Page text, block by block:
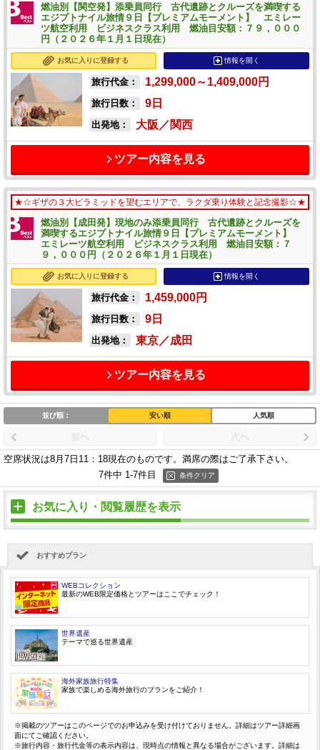
燃油別【関空発】添乗員同行 古代遺跡とクルーズを満喫する
エジプトナイル旅情９日【プレミアムモーメント】 エミレー
ツ航空利用 ビジネスクラス利用 燃油目安額：７９，０００
円（２０２６年１月１日現在）
お気に入りに登録する 情報を開く
旅行代金： 1,299,000～1,409,000円
旅行日数： 9 日
出発地： 大阪／関西
ツアー内容を見る
★☆ギザの３大ピラミッドを望むエリアで、ラクダ乗り体験と記念撮影☆★
燃油別【成田発】現地のみ添乗員同行 古代遺跡とクルーズを
満喫するエジプトナイル旅情９日【プレミアムモーメント】
エミレーツ航空利用 ビジネスクラス利用 燃油目安額：７
９，０００円（２０２６年１月１日現在）
お気に入りに登録する 情報を開く
旅行代金： 1,459,000円
旅行日数： 9 日
出発地： 東京／成田
ツアー内容を見る
並び順： 安い順 人気順
空席状況は8月7日11：18現在のものです。 満席の際はご了承下さい。
7件中 1-7件目
条件クリア
お気に入り・閲覧履歴を表示
おすすめプラン
WEBコレクション
最新のWEB限定価格とツアーはここでチェック！
世界遺産
テーマで巡る世界遺産
海外家族旅行特集
家族で楽しめる海外旅行のプランをご紹介！
※掲載のツアーはこのページでのお申込みを受け付けておりません。詳細はツアー詳細画
面にてご確認ください。
※旅行内容・旅行代金等の表示内容は、現時点の情報と異なる場合がございます。詳細は